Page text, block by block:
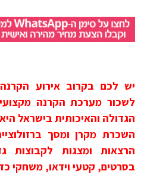
יש לכם בקרוב אירוע הקרנה
לשכור מערכת הקרנה
הגדולה והאיכותית בישראל
הרצאות ומצגות לקבוצות
בסרטים, קטעי וידאו, משחקי